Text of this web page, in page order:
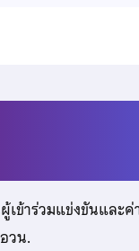
ข้าร่วมแข่งขันและค่
วน.